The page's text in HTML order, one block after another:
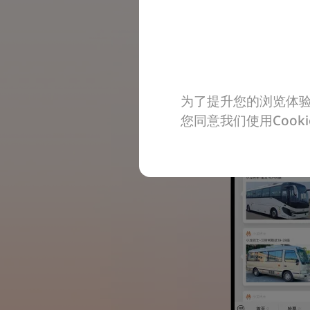
为了提升您的浏览体
您同意我们使用